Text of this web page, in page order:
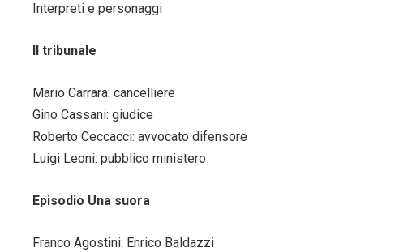
Interpreti e personaggi
Il tribunale
Mario Carrara: cancelliere
Gino Cassani: giudice
Roberto Ceccacci: avvocato difensore
Luigi Leoni: pubblico ministero
Episodio Una suora
Franco Agostini: Enrico Baldazzi